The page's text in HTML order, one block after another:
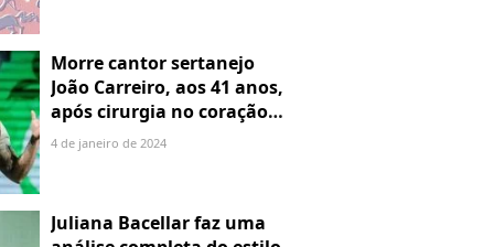
Morre cantor sertanejo
João Carreiro, aos 41 anos,
após cirurgia no coração;
morte causa comoção na
4 de janeiro de 2024
Juliana Bacellar faz uma